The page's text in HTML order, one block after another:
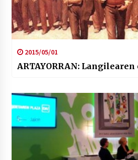
2015/05/01
ARTAYORRAN: